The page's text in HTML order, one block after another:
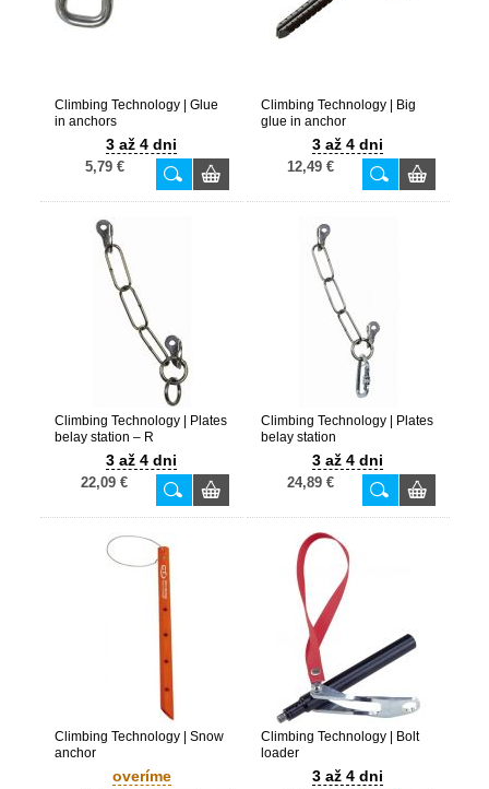
Climbing Technology | Glue
in anchors
3 až 4 dni
5,79 €
Climbing Technology | Big
glue in anchor
3 až 4 dni
12,49 €
Climbing Technology | Plates
belay station – R
3 až 4 dni
22,09 €
Climbing Technology | Plates
belay station
3 až 4 dni
24,89 €
Climbing Technology | Snow
anchor
overíme
Climbing Technology | Bolt
loader
3 až 4 dni